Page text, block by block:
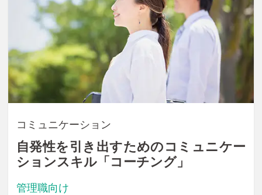
コミュニケーション
自発性を引き出すためのコミュニケー
ションスキル「コーチング」
管理職向け